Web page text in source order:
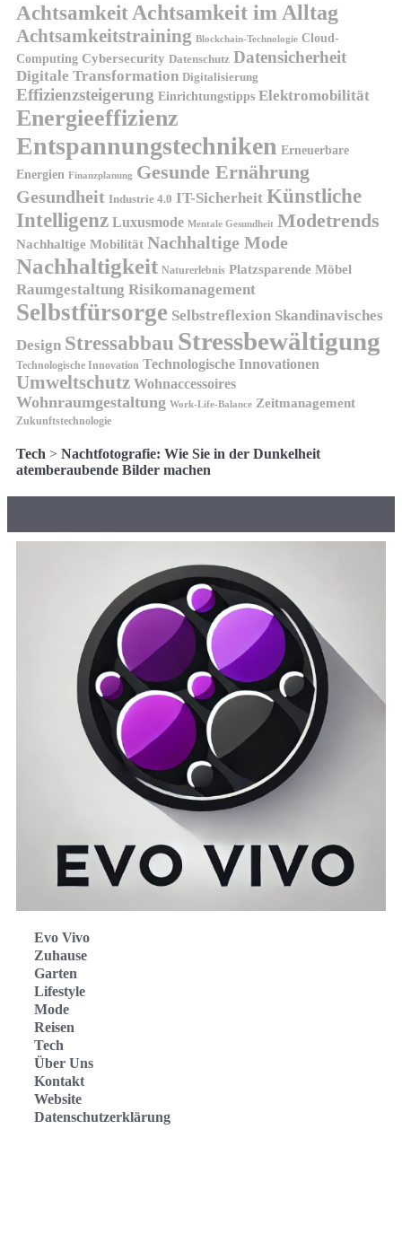
AchtsamkeitAchtsamkeit im Alltag
Achtsamkeitstraining Blockchain-Technologie Cloud-
Computing Cybersecurity Datenschutz Datensicherheit
Digitale Transformation Digitalisierung
Effizienzsteigerung Einrichtungstipps Elektromobilität
Energieeffizienz
Entspannungstechniken Erneuerbare
Energien Finanzplanung Gesunde Ernährung
Gesundheit Industrie 4.0 IT-Sicherheit Künstliche
Intelligenz Luxusmode Mentale Gesundheit Modetrends
Nachhaltige Mobilität Nachhaltige Mode
Nachhaltigkeit Naturerlebnis Platzsparende Möbel
Raumgestaltung Risikomanagement
Selbstfürsorge Selbstreflexion Skandinavisches
Design Stressabbau Stressbewältigung
Technologische Innovation Technologische Innovationen
Umweltschutz Wohnaccessoires
Wohnraumgestaltung Work-Life-Balance Zeitmanagement
Zukunftstechnologie
Tech > Nachtfotografie: Wie Sie in der Dunkelheit
atemberaubende Bilder machen
Evo Vivo
Zuhause
Garten
Lifestyle
Mode
Reisen
Tech
Über Uns
Kontakt
Website
Datenschutzerklärung